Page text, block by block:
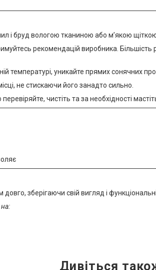
і бруд вологою тканиною або м’якою
рекомендацій виробника.
температурі, уникайте прямих сонячних
не стискаючи його занадто сильно.
чистіть та за необхідності
зберігаючи свій вигляд і